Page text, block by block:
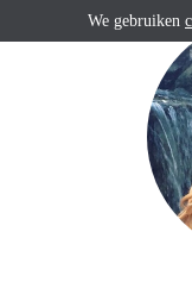
We gebruiken